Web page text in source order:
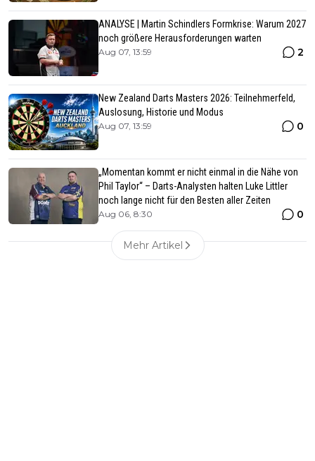
ANALYSE | Martin Schindlers Formkrise: Warum 2027
noch größere Herausforderungen warten
Aug 07, 13:59 2
New Zealand Darts Masters 2026: Teilnehmerfeld,
Auslosung, Historie und Modus
Aug 07, 13:59 0
„Momentan kommt er nicht einmal in die Nähe von
Phil Taylor“ – Darts-Analysten halten Luke Littler
noch lange nicht für den Besten aller Zeiten
Aug 06, 8:30 0
Mehr Artikel